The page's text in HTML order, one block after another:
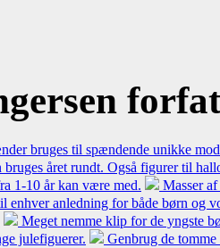
bruges til spændende unikke
bruges året rundt. Også figurer til
1-10 år kan være med.
Masser
enhver anledning for både børn og
Meget nemme klip for de yngste
julefiguerer.
Genbrug de